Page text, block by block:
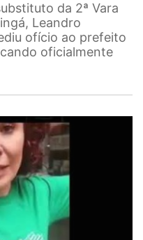
da 2ª Vara
Leandro
ofício ao prefeito
oficialmente